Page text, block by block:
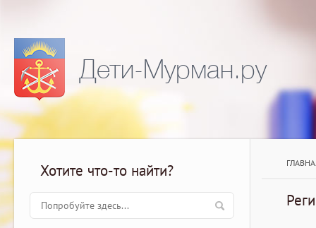
Дети-Мурман.ру
Хотите что-то найти?